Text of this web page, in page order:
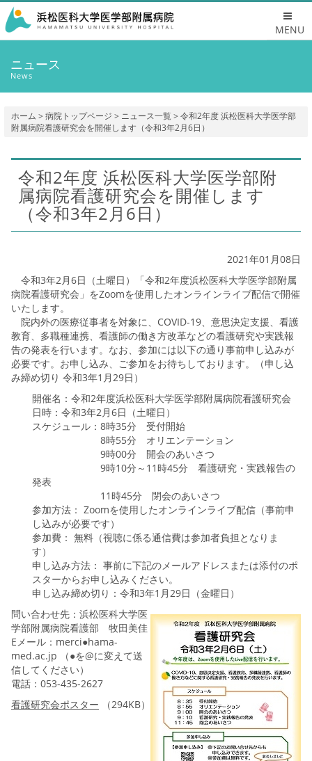
MENU
ニュース
News
ホーム > 病院トップページ > ニュース一覧> 令和2年度 浜松医科大学医学部
附属病院看護研究会を開催します（令和3年2月6日）
令和2年度 浜松医科大学医学部附
属病院看護研究会を開催します
（令和3年2月6日）
2021年01月08日
令和3年2月6日（土曜日）「令和2年度浜松医科大学医学部附属
病院看護研究会」をZoomを使用したオンラインライブ配信で開催
いたします。
院内外の医療従事者を対象に、COVID-19、意思決定支援、看護
教育、多職種連携、看護師の働き方改革などの看護研究や実践報
告の発表を行います。なお、参加には以下の通り事前申し込みが
必要です。お申し込み、ご参加をお待ちしております。（申し込
み締め切り 令和3年1月29日）
開催名：令和2年度浜松医科大学医学部附属病院看護研究会
日時：令和3年2月6日（土曜日）
スケジュール：8時35分 受付開始
8時55分 オリエンテーション
9時00分 開会のあいさつ
9時10分～11時45分 看護研究・実践報告の
発表
11時45分 閉会のあいさつ
参加方法： Zoomを使用したオンラインライブ配信（事前申
し込みが必要です）
参加費： 無料（視聴に係る通信費は参加者負担となりま
す）
申し込み方法： 事前に下記のメールアドレスまたは添付のポ
スターからお申し込みください。
申し込み締め切り：令和3年1月29日（金曜日）
問い合わせ先：浜松医科大学医
学部附属病院看護部 牧田美佳
Eメール：merci●hama-
med.ac.jp （●を@に変えて送
信してください）
電話：053-435-2627
看護研究会ポスター （294KB）